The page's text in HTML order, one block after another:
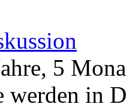
5
werden in